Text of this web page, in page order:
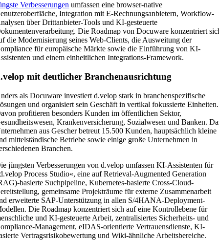
Verbesserungen umfassen eine browser-native
Integration mit E-Rechnungsanbietern, Workflow-
über Drittanbieter-Tools und KI-gesteuerte
Die Roadmap von Docuware konzentriert
die Modernisierung seines Web-Clients, die Ausweitung der
für europäische Märkte sowie die Einführung von KI-
und einem einheitlichen Integrations-Framework.
mit deutlicher Branchenausrichtung
als Docuware investiert d.velop stark in branchenspezifische
und organisiert sein Geschäft in vertikal fokussierte Einheiten.
profitieren besonders Kunden im öffentlichen Sektor,
Krankenversicherung, Sozialwesen und Banken.
aus Gescher betreut 15.500 Kunden, hauptsächlich kleine
mittelständische Betriebe sowie einige große Unternehmen in
Branchen.
jüngsten Verbesserungen von d.velop umfassen KI-Assistenten für
Process Studio«, eine auf Retrieval-Augmented Generation
basierte Suchpipeline, Kubernetes-basierte Cross-Cloud-
gemeinsame Projekträume für externe Zusammenarbeit
erweiterte SAP-Unterstützung in allen S/4HANA-Deployment-
Die Roadmap konzentriert sich auf eine Kontrollebene für
und KI-gesteuerte Arbeit, zentralisiertes Sicherheits- und
Management, eIDAS-orientierte Vertrauensdienste, KI-
Vertragsrisikobewertung und Wiki-ähnliche Arbeitsbereiche.